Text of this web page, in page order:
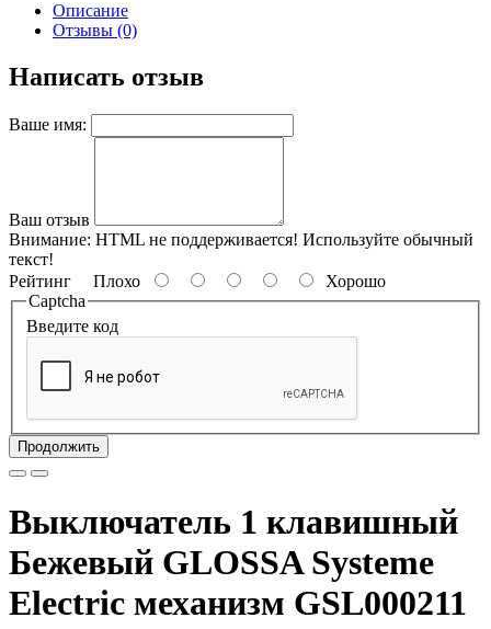
Описание
Отзывы (0)
Написать отзыв
Ваше имя:
Ваш отзыв
Внимание: HTML не поддерживается! Используйте обычный
текст!
Рейтинг Плохо
Хорошо
Captcha
Введите код
Продолжить
Выключатель 1 клавишный
Бежевый GLOSSA Systeme
Electric механизм GSL000211